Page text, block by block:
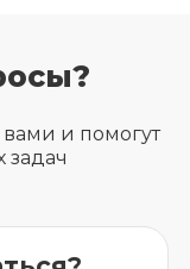
и помогут